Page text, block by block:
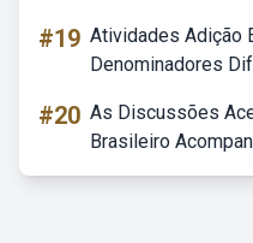
#19 Atividades Adição
Denominadores
#20 As Discussões
Brasileiro